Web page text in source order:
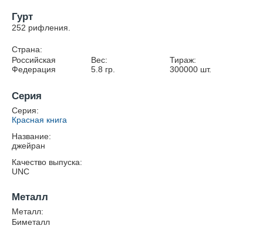
Гурт
252 рифления.
Страна:
Российская
Федерация
Вес:
5.8 гр.
Тираж:
300000 шт.
Серия
Серия:
Красная книга
Название:
джейран
Качество выпуска:
UNC
Металл
Металл:
Биметалл